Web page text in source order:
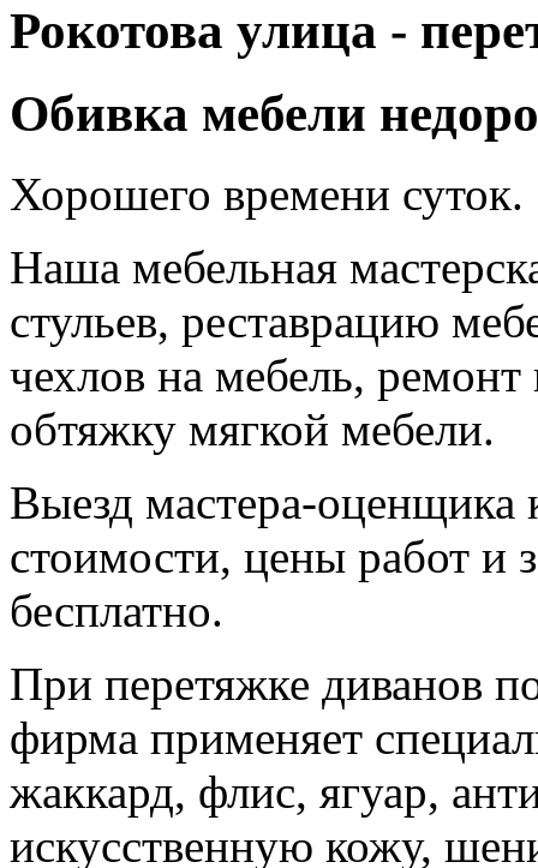
Рокотова улица -
Обивка мебели
Хорошего времени суток.
Наша мебельная
стульев, реставрацию
чехлов на мебель, ремонт
обтяжку мягкой мебели.
Выезд мастера-оценщика
стоимости, цены работ и
бесплатно.
При перетяжке диванов
фирма применяет
жаккард, флис, ягуар,
искусственную кожу,